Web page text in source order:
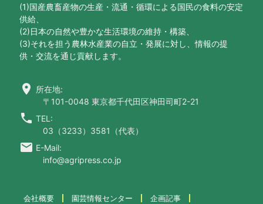
(1)国産農畜産物の生産・流通・循環による国民の食料の安定
供給、
(2)日本の自然や豊かな生活環境の維持・構築、
(3)それを担う農林水産業の自立・発展に対し、情報の提
供・交流を通じ貢献します。
location_on 所在地:
〒101-0048 東京都千代田区神田司町2-21
call TEL:
03（3233）3581（代表）
email E-Mail:
info@agripress.co.jp
会社概要 園芸情報センター 企画記事